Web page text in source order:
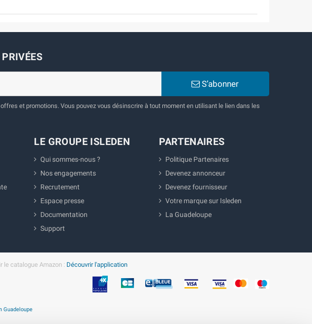
S’abonner
et promotions. Vous pouvez vous désinscrire à tout moment en utilisant le lien dans les
LE GROUPE ISLEDEN
Qui sommes-nous ?
Nos engagements
Recrutement
Espace presse
Documentation
Support
PARTENAIRES
Politique Partenaires
Devenez annonceur
Devenez fournisseur
Votre marque sur Isleden
La Guadeloupe
le catalogue Amazon : Découvrir l'application
Guadeloupe